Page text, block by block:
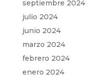
septiembre 2024
julio 2024
junio 2024
marzo 2024
febrero 2024
enero 2024